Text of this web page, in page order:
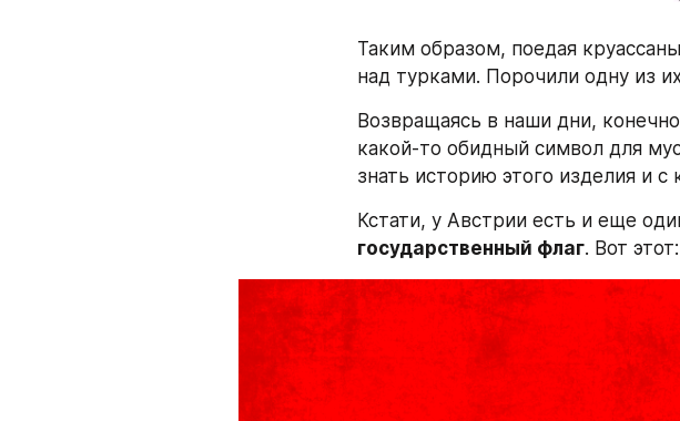
Таким образом, поедая
над турками. Порочили одну из
Возвращаясь в наши дни,
какой-то обидный символ для
знать историю этого изделия и
государственный флаг. Вот этот: